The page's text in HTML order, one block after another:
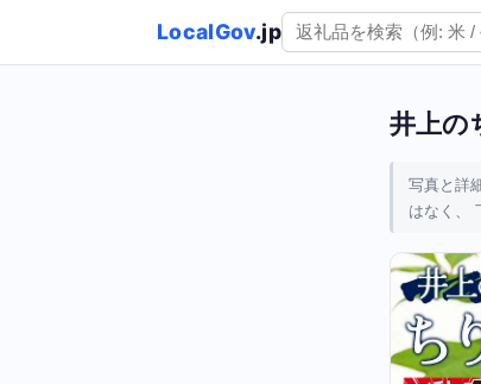
LocalGov.jp
井上の
写真と詳
はなく、